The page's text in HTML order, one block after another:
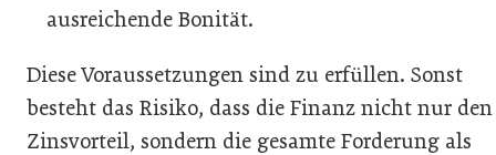
ausreichende Bonität.
Diese Voraussetzungen sind zu erfüllen. Sonst
besteht das Risiko, dass die Finanz nicht nur den
Zinsvorteil, sondern die gesamte Forderung als